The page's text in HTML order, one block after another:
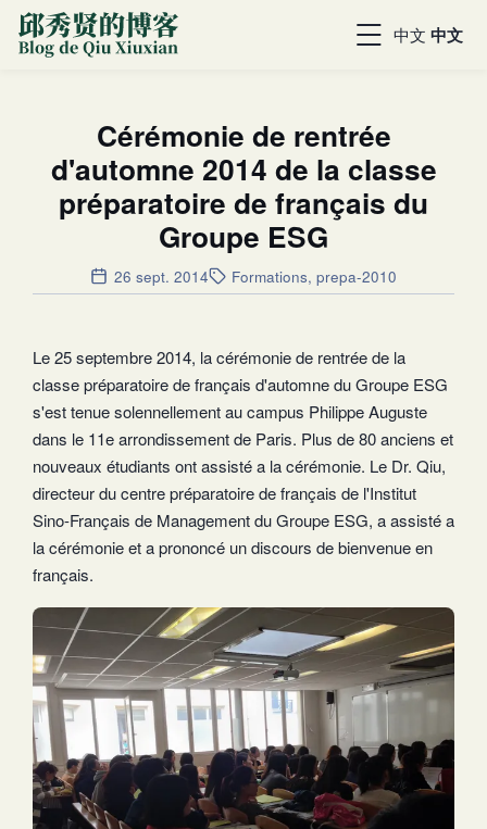
中文 中文
Cérémonie de rentrée
d'automne 2014 de la classe
préparatoire de français du
Groupe ESG
26 sept. 2014 Formations, prepa-2010
Le 25 septembre 2014, la cérémonie de rentrée de la
classe préparatoire de français d'automne du Groupe ESG
s'est tenue solennellement au campus Philippe Auguste
dans le 11e arrondissement de Paris. Plus de 80 anciens et
nouveaux étudiants ont assisté a la cérémonie. Le Dr. Qiu,
directeur du centre préparatoire de français de l'Institut
Sino-Français de Management du Groupe ESG, a assisté a
la cérémonie et a prononcé un discours de bienvenue en
français.